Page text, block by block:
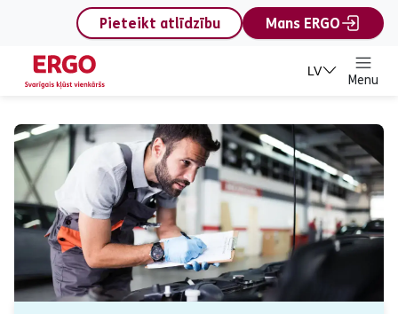
content
Pieteikt atlīdzību
Mans ERGO
LV
Menu